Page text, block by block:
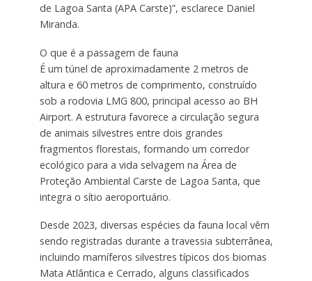
de Lagoa Santa (APA Carste)”, esclarece Daniel
Miranda.
O que é a passagem de fauna
É um túnel de aproximadamente 2 metros de
altura e 60 metros de comprimento, construído
sob a rodovia LMG 800, principal acesso ao BH
Airport. A estrutura favorece a circulação segura
de animais silvestres entre dois grandes
fragmentos florestais, formando um corredor
ecológico para a vida selvagem na Área de
Proteção Ambiental Carste de Lagoa Santa, que
integra o sítio aeroportuário.
Desde 2023, diversas espécies da fauna local vêm
sendo registradas durante a travessia subterrânea,
incluindo mamíferos silvestres típicos dos biomas
Mata Atlântica e Cerrado, alguns classificados